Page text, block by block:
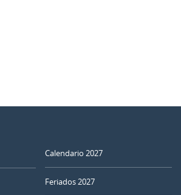
Calendario 2027
Feriados 2027